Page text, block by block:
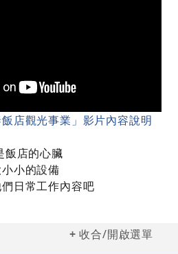
店觀光事業」影片內容說明
飯店的心臟
小的設備
日常工作內容吧
收合/開啟選單